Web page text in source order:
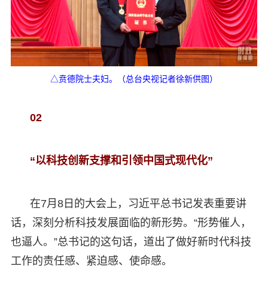
△贲德院士夫妇。（总台央视记者徐新供图）
02
“以科技创新支撑和引领中国式现代化”
在7月8日的大会上，习近平总书记发表重要讲
话，深刻分析科技发展面临的新形势。“形势催人，
也逼人。”总书记的这句话，道出了做好新时代科技
工作的责任感、紧迫感、使命感。